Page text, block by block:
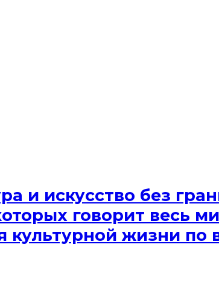
и искусство без
говорит весь
культурной жизни по